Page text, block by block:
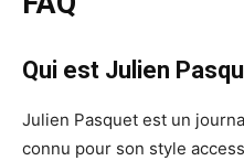
Qui est Julien
Julien Pasquet est un
connu pour son style